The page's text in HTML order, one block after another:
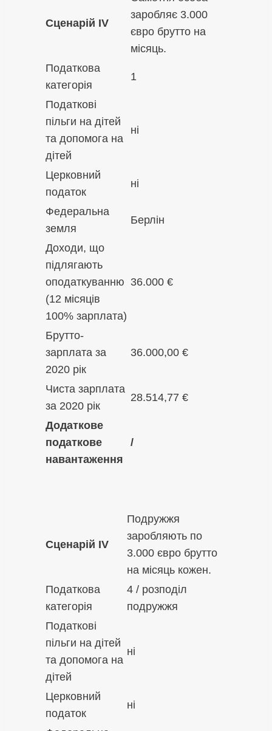
Сценарій IV
заробляє 3.000
євро брутто на
місяць.
Податкова
категорія
1
Податкові
пільги на дітей
та допомога на
дітей
ні
Церковний
податок
ні
Федеральна
земля
Берлін
Доходи, що
підлягають
оподаткуванню
(12 місяців
100% зарплата)
36.000 €
Брутто-
зарплата за
2020 рік
36.000,00 €
Чиста зарплата
за 2020 рік
28.514,77 €
Додаткове
податкове
навантаження
/
Сценарій IV
Подружжя
заробляють по
3.000 євро брутто
на місяць кожен.
Податкова
категорія
4 / розподіл
подружжя
Податкові
пільги на дітей
та допомога на
дітей
ні
Церковний
податок
ні